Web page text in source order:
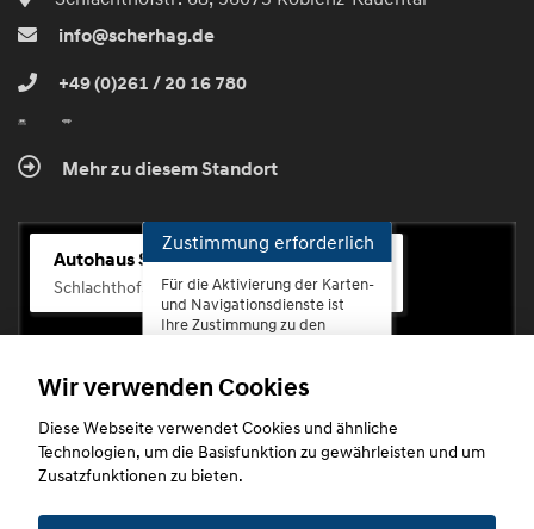
info@scherhag.de
+49 (0)261 / 20 16 780
Mehr zu diesem Standort
Autohaus Scherhag
Schlachthofstr. 68, 56073 Koblenz-Rauental
Zustimmung erforderlich
Für die Aktivierung der Karten-
und Navigationsdienste ist
Ihre Zustimmung zu den
erforderlich.
Zustimmen
Wir verwenden Cookies
Diese Webseite verwendet Cookies und ähnliche
Technologien, um die Basisfunktion zu gewährleisten und um
Zusatzfunktionen zu bieten.